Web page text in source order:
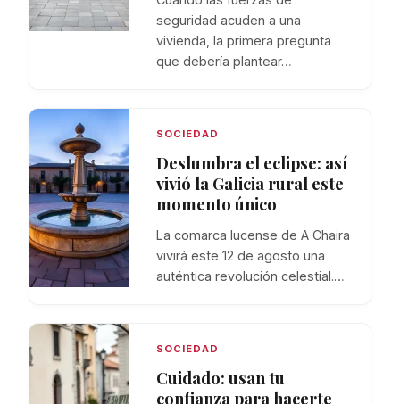
seguridad acuden a una
vivienda, la primera pregunta
que debería plantear…
SOCIEDAD
Deslumbra el eclipse: así
vivió la Galicia rural este
momento único
La comarca lucense de A Chaira
vivirá este 12 de agosto una
auténtica revolución celestial.…
SOCIEDAD
Cuidado: usan tu
confianza para hacerte